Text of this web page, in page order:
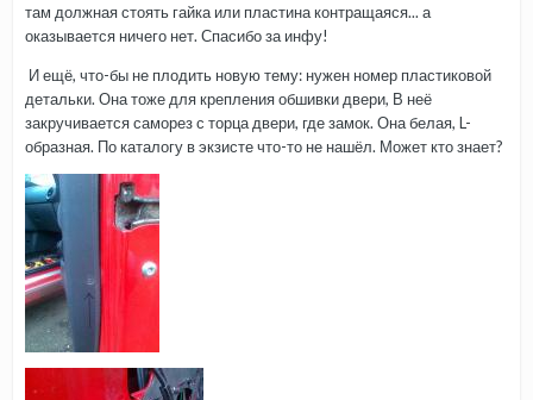
там должная стоять гайка или пластина контращаяся... а
оказывается ничего нет. Спасибо за инфу!
И ещё, что-бы не плодить новую тему: нужен номер пластиковой
детальки. Она тоже для крепления обшивки двери, В неё
закручивается саморез с торца двери, где замок. Она белая, L-
образная. По каталогу в экзисте что-то не нашёл. Может кто знает?